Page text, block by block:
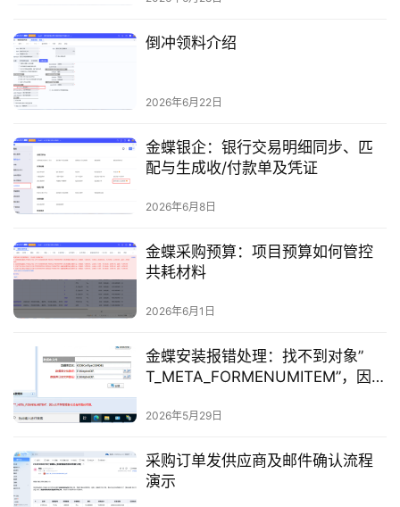
首
页
d
f
X
分
类
讯
Sign in Sign up
倒冲领料介绍
2026年6月22日
金蝶银企：银行交易明细同步、匹
配与生成收/付款单及凭证
2026年6月8日
金蝶采购预算：项目预算如何管控
共耗材料
2026年6月1日
金蝶安装报错处理：找不到对象”
T_META_FORMENUMITEM”，因为
2026年5月29日
采购订单发供应商及邮件确认流程
演示